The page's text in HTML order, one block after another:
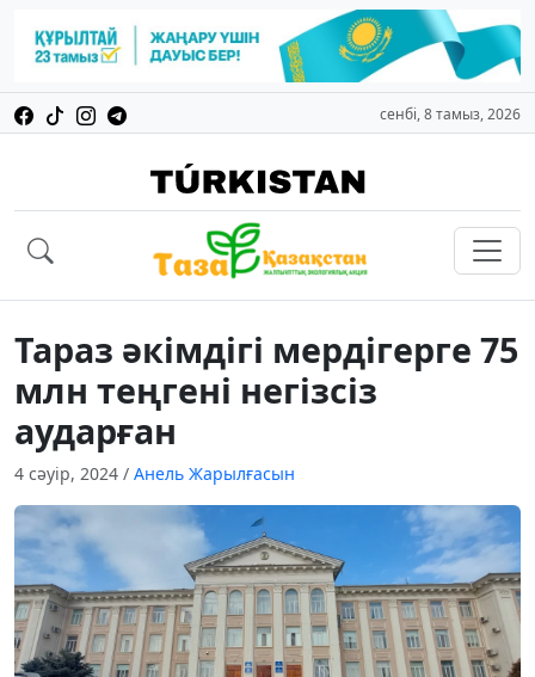
сенбі, 8 тамыз, 2026
Тараз әкімдігі мердігерге 75
млн теңгені негізсіз
аударған
4 сәуір, 2024 / Анель Жарылғасын